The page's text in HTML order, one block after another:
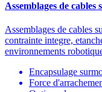
Assemblages de cables
Assemblages de cables
contrainte integre,
environnements
Encapsulage
Force